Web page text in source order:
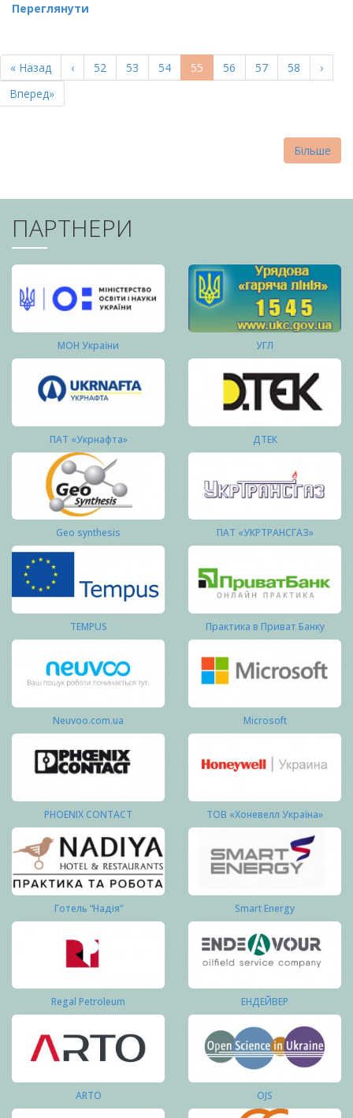
Переглянути
НА
СТОРІНКИ
Перша
сторінка
« Назад
Попередня
сторінка
‹ Page
52 Page
53 Page
54
Поточна
сторінка
55 Page
56 Page
57 Page
58
›
Остання
сторінка
Вперед»
Більше
ПАРТНЕРИ
МОН України УГЛ
ПАТ «Укрнафта» ДТЕК
Geo synthesis ПАТ «УКРТРАНСГАЗ»
TEMPUS Практика в Приват Банку
Neuvoo.com.ua Microsoft
PHOENIX CONTACT ТОВ «Хоневелл Україна»
Готель “Надія” Smart Energy
Regal Petroleum ЕНДЕЙВЕР
ARTO OJS